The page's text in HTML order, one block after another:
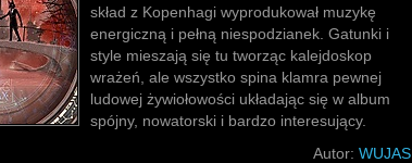
skład z Kopenhagi wyprodukował muzykę
energiczną i pełną niespodzianek. Gatunki i
style mieszają się tu tworząc kalejdoskop
wrażeń, ale wszystko spina klamra pewnej
ludowej żywiołowości układając się w album
spójny, nowatorski i bardzo interesujący.
Autor: WUJAS